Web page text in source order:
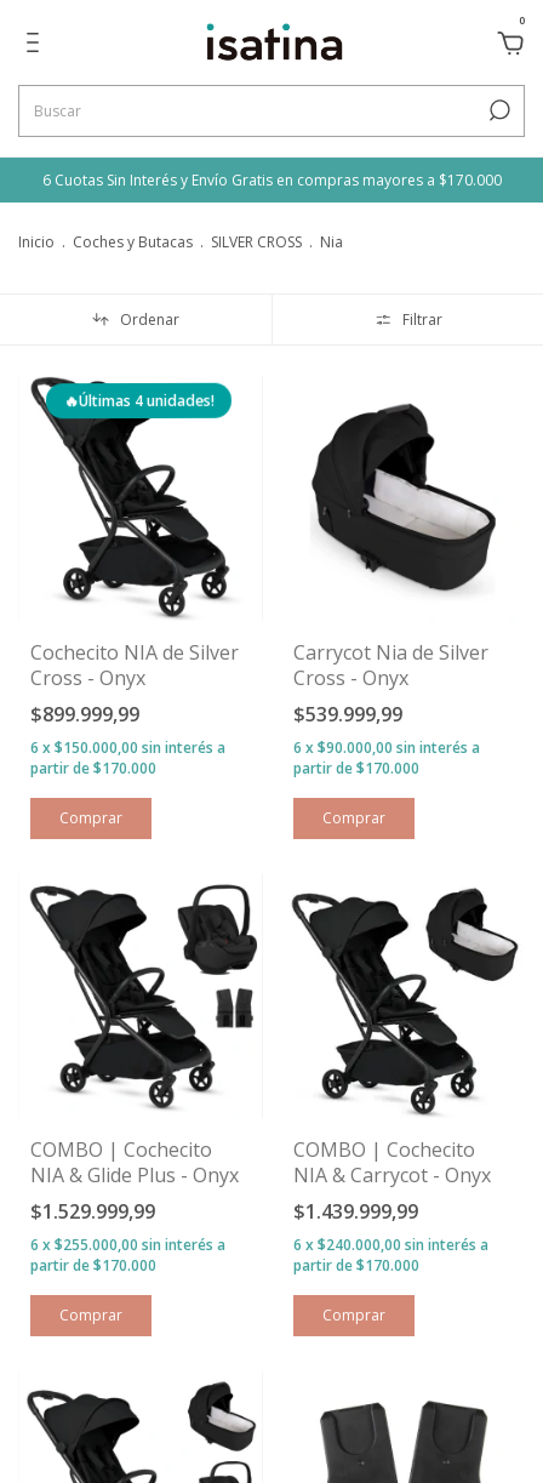
0
6 Cuotas Sin Interés y Envío Gratis en compras mayores a $170.000
Inicio . Coches y Butacas . SILVER CROSS . Nia
Ordenar Filtrar
🔥Últimas 4 unidades!
Cochecito NIA de Silver
Cross - Onyx
$899.999,99
6 x$150.000,00 sin interés
Carrycot Nia de Silver
Cross - Onyx
$539.999,99
6 x$90.000,00 sin interés
COMBO | Cochecito
NIA & Glide Plus - Onyx
$1.529.999,99
6 x$255.000,00 sin interés
COMBO | Cochecito
NIA & Carrycot - Onyx
$1.439.999,99
6 x$240.000,00 sin interés